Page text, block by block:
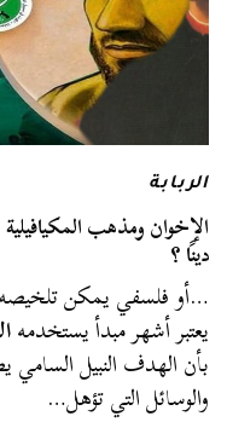
الربابة
الإخوان ومذهب
دينًا ؟
…أو فلسفي يمكن تلخيصه
يعتبر أشهر مبدأ يستخدمه
بأن الهدف النبيل
والوسائل التي تؤهل…